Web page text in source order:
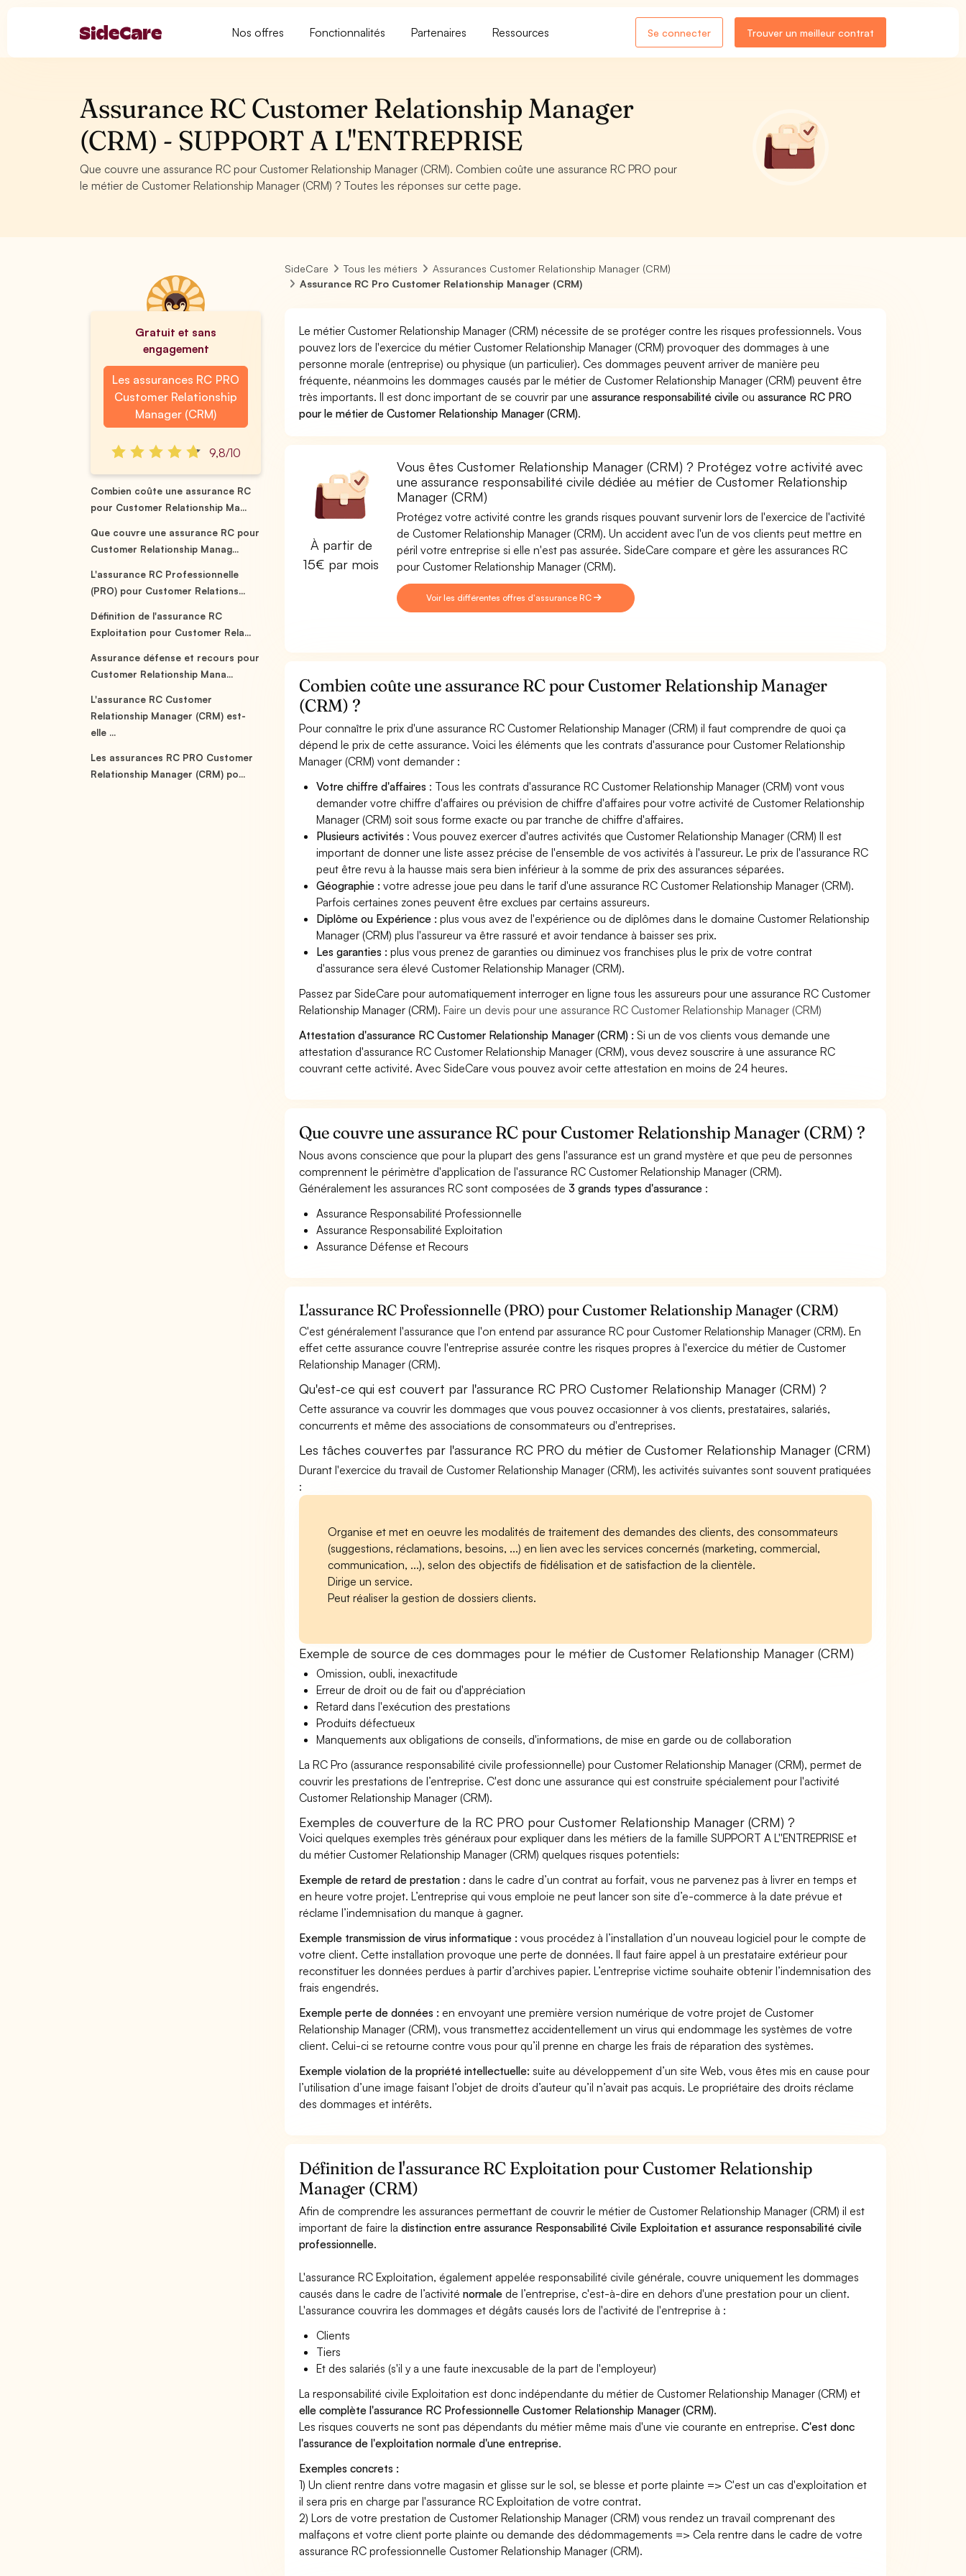
Nos offres Fonctionnalités Partenaires Ressources Se connecter Trouver un meilleur contrat
Assurance RC Customer Relationship Manager
(CRM) - SUPPORT A L''ENTREPRISE
Que couvre une assurance RC pour Customer Relationship Manager (CRM). Combien coûte une assurance RC PRO pour
le métier de Customer Relationship Manager (CRM) ? Toutes les réponses sur cette page.
Gratuit et sans
engagement
Les assurances RC PRO
Customer Relationship
Manager (CRM)
9,8/10
Combien coûte une assurance RC
pour Customer Relationship Ma...
Que couvre une assurance RC pour
Customer Relationship Manag...
L'assurance RC Professionnelle
(PRO) pour Customer Relations...
Définition de l'assurance RC
Exploitation pour Customer Rela...
Assurance défense et recours pour
Customer Relationship Mana...
L'assurance RC Customer
Relationship Manager (CRM) est-
elle ...
Les assurances RC PRO Customer
Relationship Manager (CRM) po...
SideCare Tous les métiers
Assurances Customer Relationship Manager (CRM)
Assurance RC Pro Customer Relationship Manager (CRM)
Le métier Customer Relationship Manager (CRM) nécessite de se protéger contre les risques professionnels. Vous
pouvez lors de l'exercice du métier Customer Relationship Manager (CRM) provoquer des dommages à une
personne morale (entreprise) ou physique (un particulier). Ces dommages peuvent arriver de manière peu
fréquente, néanmoins les dommages causés par le métier de Customer Relationship Manager (CRM) peuvent être
très importants. Il est donc important de se couvrir par uneassurance responsabilité civile ouassurance RC PRO
pour le métier de Customer Relationship Manager (CRM).
À partir de
15€ par mois
Vous êtes Customer Relationship Manager (CRM) ? Protégez votre activité avec
une assurance responsabilité civile dédiée au métier de Customer Relationship
Manager (CRM)
Protégez votre activité contre les grands risques pouvant survenir lors de l'exercice de l'activité
de Customer Relationship Manager (CRM). Un accident avec l'un de vos clients peut mettre en
péril votre entreprise si elle n'est pas assurée. SideCare compare et gère les assurances RC
pour Customer Relationship Manager (CRM).
Voir les différentes offres d'assurance RC
Combien coûte une assurance RC pour Customer Relationship Manager
(CRM) ?
Pour connaître le prix d'une assurance RC Customer Relationship Manager (CRM) il faut comprendre de quoi ça
dépend le prix de cette assurance. Voici les éléments que les contrats d'assurance pour Customer Relationship
Manager (CRM) vont demander :
Votre chiffre d'affaires : Tous les contrats d'assurance RC Customer Relationship Manager (CRM) vont vous
demander votre chiffre d'affaires ou prévision de chiffre d'affaires pour votre activité de Customer Relationship
Manager (CRM) soit sous forme exacte ou par tranche de chiffre d'affaires.
Plusieurs activités : Vous pouvez exercer d'autres activités que Customer Relationship Manager (CRM) Il est
important de donner une liste assez précise de l'ensemble de vos activités à l'assureur. Le prix de l'assurance RC
peut être revu à la hausse mais sera bien inférieur à la somme de prix des assurances séparées.
Géographie :votre adresse joue peu dans le tarif d'une assurance RC Customer Relationship Manager (CRM).
Parfois certaines zones peuvent être exclues par certains assureurs.
Diplôme ou Expérience :plus vous avez de l'expérience ou de diplômes dans le domaine Customer Relationship
Manager (CRM) plus l'assureur va être rassuré et avoir tendance à baisser ses prix.
Les garanties :plus vous prenez de garanties ou diminuez vos franchises plus le prix de votre contrat
d'assurance sera élevé Customer Relationship Manager (CRM).
Passez par SideCare pour automatiquement interroger en ligne tous les assureurs pour une assurance RC Customer
Relationship Manager (CRM).Faire un devis pour une assurance RC Customer Relationship Manager (CRM)
Attestation d'assurance RC Customer Relationship Manager (CRM) : Si un de vos clients vous demande une
attestation d'assurance RC Customer Relationship Manager (CRM), vous devez souscrire à une assurance RC
couvrant cette activité. Avec SideCare vous pouvez avoir cette attestation en moins de 24 heures.
Que couvre une assurance RC pour Customer Relationship Manager (CRM) ?
Nous avons conscience que pour la plupart des gens l'assurance est un grand mystère et que peu de personnes
comprennent le périmètre d'application de l'assurance RC Customer Relationship Manager (CRM).
Généralement les assurances RC sont composées de3 grands types d'assurance :
Assurance Responsabilité Professionnelle
Assurance Responsabilité Exploitation
Assurance Défense et Recours
L'assurance RC Professionnelle (PRO) pour Customer Relationship Manager (CRM)
C'est généralement l'assurance que l'on entend par assurance RC pour Customer Relationship Manager (CRM). En
effet cette assurance couvre l'entreprise assurée contre les risques propres à l'exercice du métier de Customer
Relationship Manager (CRM).
Qu'est-ce qui est couvert par l'assurance RC PRO Customer Relationship Manager (CRM) ?
Cette assurance va couvrir les dommages que vous pouvez occasionner à vos clients, prestataires, salariés,
concurrents et même des associations de consommateurs ou d'entreprises.
Les tâches couvertes par l'assurance RC PRO du métier de Customer Relationship Manager (CRM)
Durant l'exercice du travail de Customer Relationship Manager (CRM), les activités suivantes sont souvent pratiquées
:
Organise et met en oeuvre les modalités de traitement des demandes des clients, des consommateurs
(suggestions, réclamations, besoins, ...) en lien avec les services concernés (marketing, commercial,
communication, ...), selon des objectifs de fidélisation et de satisfaction de la clientèle.
Dirige un service.
Peut réaliser la gestion de dossiers clients.
Exemple de source de ces dommages pour le métier de Customer Relationship Manager (CRM)
Omission, oubli, inexactitude
Erreur de droit ou de fait ou d'appréciation
Retard dans l'exécution des prestations
Produits défectueux
Manquements aux obligations de conseils, d'informations, de mise en garde ou de collaboration
La RC Pro (assurance responsabilité civile professionnelle) pour Customer Relationship Manager (CRM), permet de
couvrir les prestations de l’entreprise. C'est donc une assurance qui est construite spécialement pour l'activité
Customer Relationship Manager (CRM).
Exemples de couverture de la RC PRO pour Customer Relationship Manager (CRM) ?
Voici quelques exemples très généraux pour expliquer dans les métiers de la famille SUPPORT A L''ENTREPRISE et
du métier Customer Relationship Manager (CRM) quelques risques potentiels:
Exemple de retard de prestation : dans le cadre d’un contrat au forfait, vous ne parvenez pas à livrer en temps et
en heure votre projet. L’entreprise qui vous emploie ne peut lancer son site d’e-commerce à la date prévue et
réclame l’indemnisation du manque à gagner.
Exemple transmission de virus informatique : vous procédez à l’installation d’un nouveau logiciel pour le compte de
votre client. Cette installation provoque une perte de données. Il faut faire appel à un prestataire extérieur pour
reconstituer les données perdues à partir d’archives papier. L’entreprise victime souhaite obtenir l’indemnisation des
frais engendrés.
Exemple perte de données : en envoyant une première version numérique de votre projet de Customer
Relationship Manager (CRM), vous transmettez accidentellement un virus qui endommage les systèmes de votre
client. Celui-ci se retourne contre vous pour qu’il prenne en charge les frais de réparation des systèmes.
Exemple violation de la propriété intellectuelle: suite au développement d’un site Web, vous êtes mis en cause pour
l’utilisation d’une image faisant l’objet de droits d’auteur qu’il n’avait pas acquis. Le propriétaire des droits réclame
des dommages et intérêts.
Définition de l'assurance RC Exploitation pour Customer Relationship
Manager (CRM)
Afin de comprendre les assurances permettant de couvrir le métier de Customer Relationship Manager (CRM) il est
important de faire ladistinction entre assurance Responsabilité Civile Exploitation et assurance responsabilité civile
professionnelle.
L'assurance RC Exploitation, également appelée responsabilité civile générale, couvre uniquement les dommages
causés dans le cadre de l’activiténormale de l’entreprise, c'est-à-dire en dehors d'une prestation pour un client.
L'assurance couvrira les dommages et dégâts causés lors de l'activité de l'entreprise à :
Clients
Tiers
Et des salariés (s'il y a une faute inexcusable de la part de l'employeur)
La responsabilité civile Exploitation est donc indépendante du métier de Customer Relationship Manager (CRM) et
elle complète l'assurance RC Professionnelle Customer Relationship Manager (CRM).
Les risques couverts ne sont pas dépendants du métier même mais d'une vie courante en entreprise.C'est donc
l'assurance de l'exploitation normale d'une entreprise.
Exemples concrets :
1) Un client rentre dans votre magasin et glisse sur le sol, se blesse et porte plainte => C'est un cas d'exploitation et
il sera pris en charge par l'assurance RC Exploitation de votre contrat.
2) Lors de votre prestation de Customer Relationship Manager (CRM) vous rendez un travail comprenant des
malfaçons et votre client porte plainte ou demande des dédommagements => Cela rentre dans le cadre de votre
assurance RC professionnelle Customer Relationship Manager (CRM).